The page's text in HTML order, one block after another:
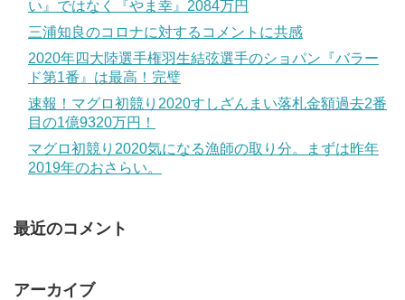
い』ではなく『やま幸』2084万円
三浦知良のコロナに対するコメントに共感
2020年四大陸選手権羽生結弦選手のショパン『バラー
ド第1番』は最高！完璧
速報！マグロ初競り2020すしざんまい落札金額過去2番
目の1億9320万円！
マグロ初競り2020気になる漁師の取り分。まずは昨年
2019年のおさらい。
最近のコメント
アーカイブ